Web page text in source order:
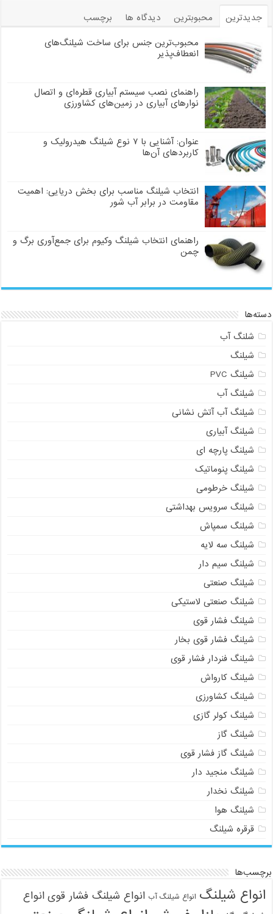
جدیدترین محبوبترین دیدگاه ها
برچسب
محبوب‌ترین جنس برای ساخت شیلنگ‌های
انعطاف‌پذیر
راهنمای نصب سیستم آبیاری قطره‌ای و اتصال
نوارهای آبیاری در زمین‌های کشاورزی
عنوان: آشنایی با ۷ نوع شیلنگ هیدرولیک و
کاربردهای آن‌ها
انتخاب شیلنگ مناسب برای بخش دریایی: اهمیت
مقاومت در برابر آب شور
راهنمای انتخاب شیلنگ وکیوم برای جمع‌آوری برگ و
چمن
دسته‌ها
شلنگ آب
شیلنگ
شیلنگ PVC
شیلنگ آب
شیلنگ آب آتش نشانی
شیلنگ آبیاری
شیلنگ پارچه ای
شیلنگ پنوماتیک
شیلنگ خرطومی
شیلنگ سرویس بهداشتی
شیلنگ سمپاش
شیلنگ سه لایه
شیلنگ سیم دار
شیلنگ صنعتی
شیلنگ صنعتی لاستیکی
شیلنگ فشار قوی
شیلنگ فشار قوی بخار
شیلنگ فنردار فشار قوی
شیلنگ کارواش
شیلنگ کشاورزی
شیلنگ کولر گازی
شیلنگ گاز
شیلنگ گاز فشار قوی
شیلنگ منجید دار
شیلنگ نخدار
شیلنگ هوا
قرقره شیلنگ
برچسب‌ها
انواع شیلنگ انواع شیلنگ آب انواع شیلنگ فشار قوی انواع